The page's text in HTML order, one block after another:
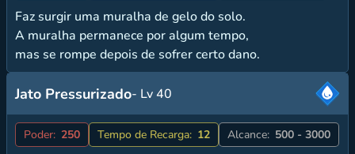
Faz surgir uma muralha de gelo do solo.
A muralha permanece por algum tempo,
mas se rompe depois de sofrer certo dano.
Jato Pressurizado- Lv 40
Poder: 250 Tempo de Recarga: 12 Alcance: 500 - 3000